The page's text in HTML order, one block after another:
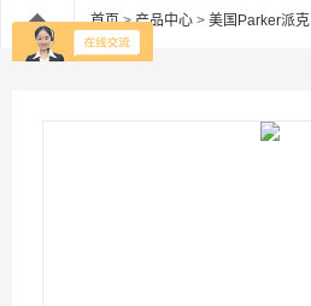
首页>产品中心 > 美国Parker派克